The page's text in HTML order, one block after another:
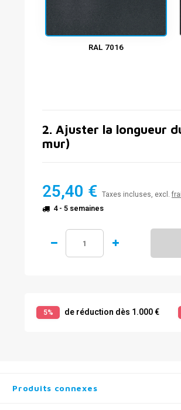
RAL 7016
2. Ajuster la longueur
mur)
25,40 € Taxes incluses, excl.
4 - 5 semaines
5% de réduction dès 1.000 €
Produits connexes